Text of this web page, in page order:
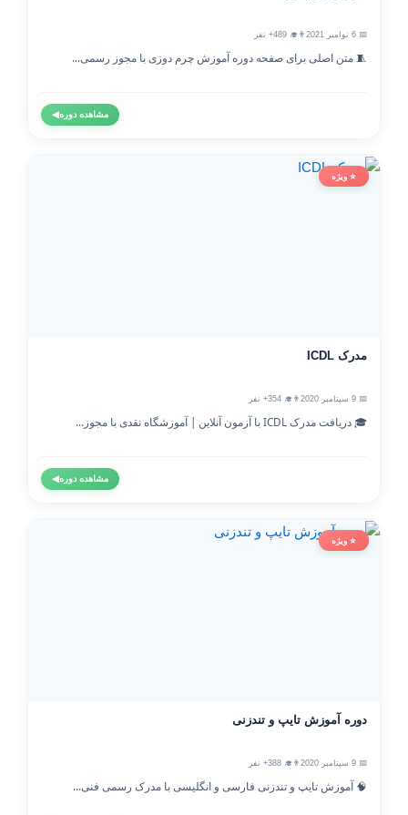
📅 6 نوامبر 2021 👨‍🎓 489+ نفر
🧵 متن اصلی برای صفحه دوره آموزش چرم دوزی با مجوز رسمی...
مشاهده دوره◀
⭐ ویژه
مدرک ICDL
📅 9 سپتامبر 2020 👨‍🎓 354+ نفر
🎓 دریافت مدرک ICDL با آزمون آنلاین | آموزشگاه نقدی با مجوز...
مشاهده دوره◀
⭐ ویژه
دوره آموزش تایپ و تندزنی
📅 9 سپتامبر 2020 👨‍🎓 388+ نفر
🧠 آموزش تایپ و تندزنی فارسی و انگلیسی با مدرک رسمی فنی...